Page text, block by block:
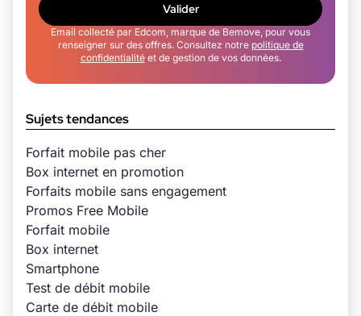
Valider
Email collecté par Edcom, marque de Bemove, pour vous
renseigner sur des offres. Consultez notre politique de
confidentialitéet de gestion de vos données.
Sujets tendances
Forfait mobile pas cher
Box internet en promotion
Forfaits mobile sans engagement
Promos Free Mobile
Forfait mobile
Box internet
Smartphone
Test de débit mobile
Carte de débit mobile